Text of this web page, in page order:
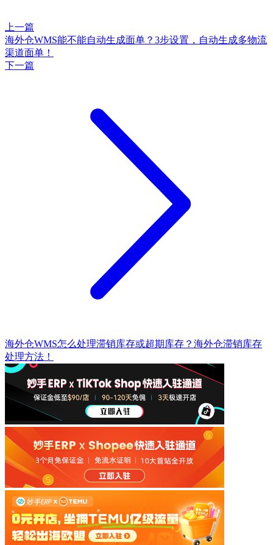
上一篇
海外仓WMS能不能自动生成面单？3步设置，自动生成多物流
渠道面单！
下一篇
海外仓WMS怎么处理滞销库存或超期库存？海外仓滞销库存
处理方法！